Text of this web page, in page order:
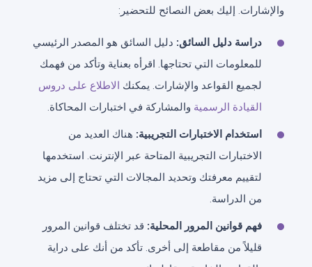
والإشارات. إليك بعض النصائح للتحضير:
دراسة دليل السائق: دليل السائق هو المصدر الرئيسي
للمعلومات التي تحتاجها. اقرأه بعناية وتأكد من فهمك
لجميع القواعد والإشارات. يمكنك الاطلاع على دروس
القيادة الرسمية والمشاركة في اختبارات المحاكاة.
استخدام الاختبارات التجريبية: هناك العديد من
الاختبارات التجريبية المتاحة عبر الإنترنت. استخدمها
لتقييم معرفتك وتحديد المجالات التي تحتاج إلى مزيد
من الدراسة.
فهم قوانين المرور المحلية: قد تختلف قوانين المرور
قليلاً من مقاطعة إلى أخرى. تأكد من أنك على دراية